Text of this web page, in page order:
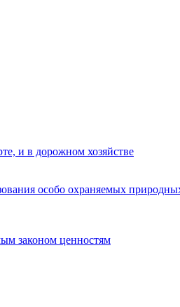
и в дорожном хозяйстве
особо охраняемых
законом ценностям